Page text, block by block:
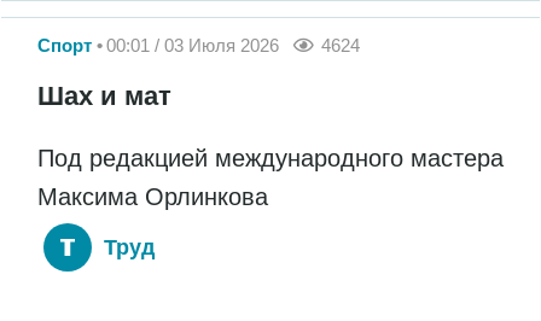
Спорт 00:01 / 03 Июля 2026 4624
Шах и мат
Под редакцией международного мастера
Максима Орлинкова
Труд